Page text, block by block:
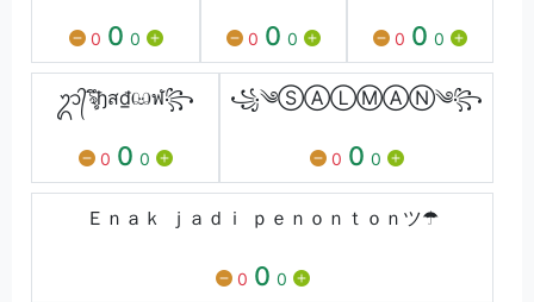
0 0 0 0 0 0 0 0 0
ᬊ᭄ৡึђส₫ඏฬ꧂
0 0 0
꧁༄ⓈⒶⓁⓂⒶⓃ༄꧂
0 0 0
Ｅｎａｋ ｊａｄｉ ｐｅｎｏｎｔｏｎツ☂
0 0 0